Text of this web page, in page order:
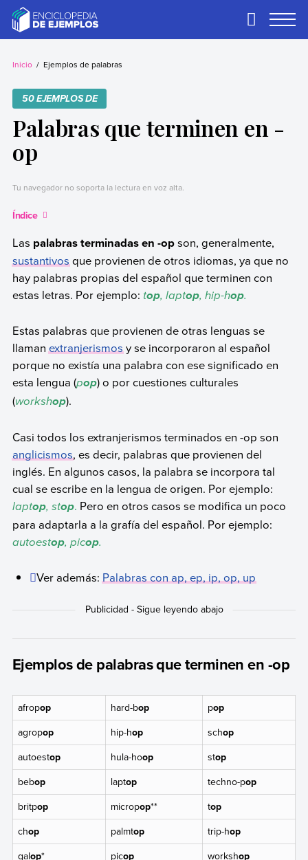
contentEjemplos
Necesitas ejemplos.
Primary
Inicio Ejemplos de palabras
50 EJEMPLOS DE
Palabras que terminen en -
op
Tu navegador no soporta la lectura en voz alta.
Índice
Las palabras terminadas en -opson, generalmente,
sustantivosque provienen de otros idiomas, ya que no
hay palabras propias del español que terminen con
estas letras. Por ejemplo: top, laptop, hip-hop.
Estas palabras que provienen de otras lenguas se
llamanextranjerismosy se incorporaron al español
porque no existía una palabra con ese significado en
esta lengua (pop) o por cuestiones culturales
(workshop).
Casi todos los extranjerismos terminados en -op son
anglicismos, es decir, palabras que provienen del
inglés. En algunos casos, la palabra se incorpora tal
cual se escribe en la lengua de origen. Por ejemplo:
laptop, stop. Pero en otros casos se modifica un poco
para adaptarla a la grafía del español. Por ejemplo:
autoestop, picop.
Ver además:Palabras con ap, ep, ip, op, up
Ejemplos de palabras que terminen en -op
afropop hard-bop pop
agropop hip-hop schop
autoestop hula-hoop stop
bebop laptop techno-pop
britpop micropop** top
chop palmtop trip-hop
galop* picop workshop